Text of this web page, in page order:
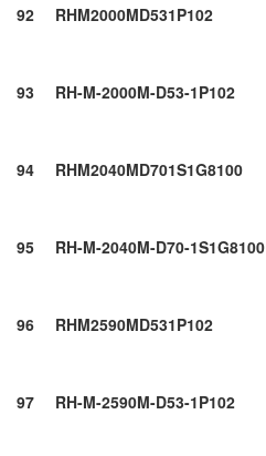
92 RHM2000MD531P102
93 RH-M-2000M-D53-1P102
94 RHM2040MD701S1G8100
95 RH-M-2040M-D70-1S1G8100
96 RHM2590MD531P102
97 RH-M-2590M-D53-1P102